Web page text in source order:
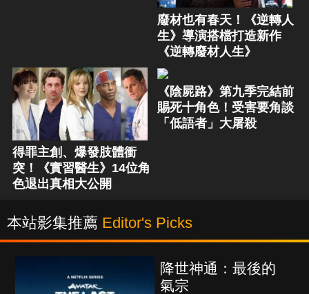
廢材也有春天！《逆轉人
生》導演搭檔打造新作
《逆轉廢材人生》
得罪主創、爆發肢體衝
突！《實習醫生》14位角
色退出真相大公開
《陰屍路》第九季完結前
賜死十角色！受害要角談
「低語者」大屠殺
本站影集推薦 Editor's Picks
降世神通：最後的
氣宗